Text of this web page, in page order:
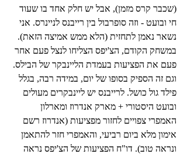
(שכבר קרס מזמן), אבל יש חלק אחד בו שעוד
חי ובועט - וזה סופרבול בין רייבנס לניינרס. אני
נשאר נאמן לתחזית (הלא ממש אמיצה הזאת).
במשחק הקודם, הצ'יפס הצליחו לנצל פעם אחר
פעם את הפציעות בעמדת הליינבקר של הבילס.
וגם זה הספיק בסופו של יום, במידה רבה, בגלל
פילד גול כושל. לרייבנס יש ליינבקרים מעולים
ובועט היסטורי + מארק אנדרוז ומארלון
האמפרי צפויים לחזור מפציעות (אנדרוז רשם
אימון מלא ביום רביעי, והאמפרי חזר להתאמן
ונראה טוב). דו"ח הפציעות של הצ'יפס נראה